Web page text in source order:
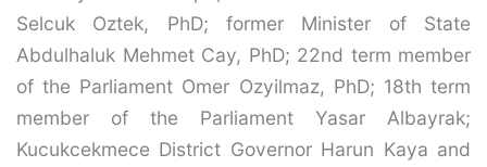
Selcuk Oztek, PhD; former Minister of State
Abdulhaluk Mehmet Cay, PhD; 22nd term member
of the Parliament Omer Ozyilmaz, PhD; 18th term
member of the Parliament Yasar Albayrak;
Kucukcekmece District Governor Harun Kaya and